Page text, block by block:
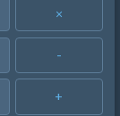
×
-
+